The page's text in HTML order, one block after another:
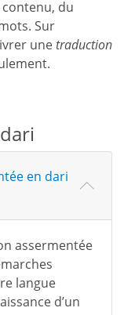
du
Sur
unetraduction
en dari
assermentée
langue
d’un